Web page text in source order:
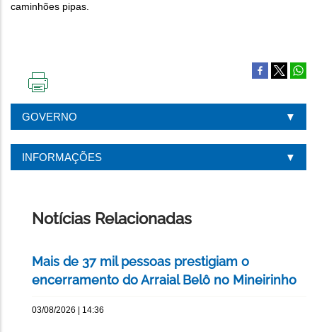
caminhões pipas.
PÁGINA
GOVERNO
INFORMAÇÕES
Notícias Relacionadas
Mais de 37 mil pessoas prestigiam o
encerramento do Arraial Belô no Mineirinho
03/08/2026 | 14:36